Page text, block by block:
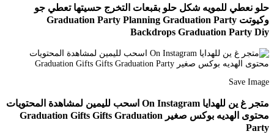
حلو نعطي للمويه شكل حلو بقبعات التخرج حسيتها تعطي جو
وكيوتت Graduation Party Planning Graduation Party
Backdrops Graduation Party Diy
Save Image
متجر غ ين للهدايا On Instagram اسحب لليمين لمشاهدة المحتويات
محتوى الهديه بوكس صغير Graduation Gifts Gifts Graduation
Party